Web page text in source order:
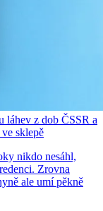
láhev z dob ČSSR a
sklepě
nikdo nesáhl,
Zrovna
ale umí pěkně